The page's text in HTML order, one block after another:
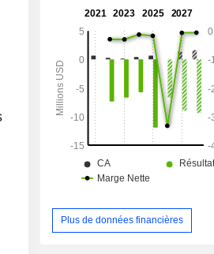
DehydraTECH avec le peptide-
glucagon (GLP-1) et le
insulinotrope dépendant du glucose
d’améliorer l’absorption et de
indésirables. La société exploite un
de recherche interne agréé et
portefeuille de propriété
comprenant environ 48 brevets
nombreux brevets en instance
Plus de données financières